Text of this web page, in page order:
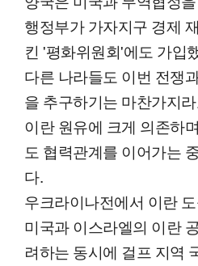
행정부가 가자지구 경제
킨 '평화위원회'에도 가입
다른 나라들도 이번 전쟁
을 추구하기는 마찬가지
이란 원유에 크게 의존하
도 협력관계를 이어가는
다.
우크라이나전에서 이란
미국과 이스라엘의 이란
려하는 동시에 걸프 지역